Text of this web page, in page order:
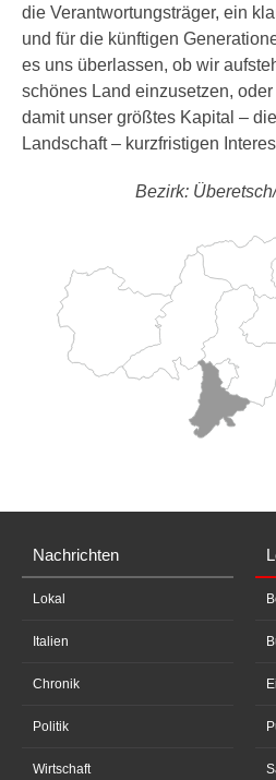
die Verantwortungsträger, ein
und für die künftigen
es uns überlassen, ob wir
schönes Land einzusetzen,
damit unser größtes Kapital –
Landschaft – kurzfristigen
Bezirk:
Nachrichten
Lokal
Italien
Chronik
Politik
Wirtschaft